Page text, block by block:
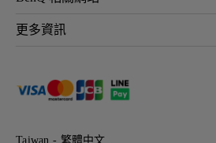
專業拍物視訊鏡頭
延長保固購買
贈品兌換網站首頁
保固條例
手冊與軟體下載
產品常見問題
專業商用解決方案
BenQ 大娛樂家
職場精神保護區
更多資訊
永續發展
產品碳足跡報告
Taiwan - 繁體中文